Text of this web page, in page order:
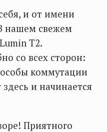
и от имени
нашем свежем
T2.
со всех сторон:
коммутации
и начинается
Приятного